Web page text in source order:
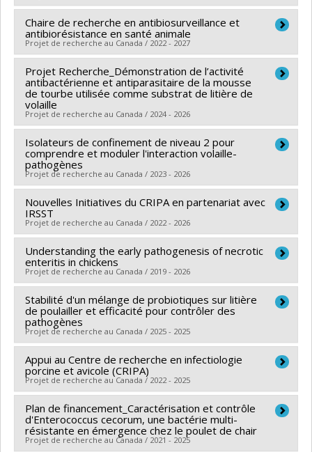
laitières de race du Québec
Grant programs:
Fairbrother,Marie-Ève Lambert,Frédéric Sauvé,
Mohamed Rhouma
Funding sources:PORCIMA
Grant programs:
Lead researcher : Julie Arsenault
Co-researchers : Martine Boulianne
Fairbrother,Marie-Ève Lambert,Frédéric Sauvé,
Mohamed Rhouma
Funding sources:Centre d'expertise en production
ovine du Québec
Grant programs:
Chaire de recherche en antibiosurveillance et
antibiorésistance en santé animale
Projet de recherche au Canada / 2022 - 2027
Funding sources:Les Producteurs de lait de chèvre du
Qc
Grant programs:
Projet Recherche_Démonstration de l’activité
antibactérienne et antiparasitaire de la mousse
de tourbe utilisée comme substrat de litière de
volaille
Projet de recherche au Canada / 2024 - 2026
Lead researcher : Martine Boulianne
Funding sources:MAPAQ/Ministère de l'Agriculture,
des Pêcheries et de l'Alimentation
Grant programs:
PVXXXXXX-Innovation bioalimentaire
2023-2028 - Volet 2: Recherche appliquée,
développement expérimental et adaptation
technologique
Isolateurs de confinement de niveau 2 pour
comprendre et moduler l'interaction volaille-
pathogènes
Projet de recherche au Canada / 2023 - 2026
Lead researcher : Martine Boulianne
Funding sources:FCI/Fondation canadienne pour
l'innovation
Grant programs:PVXXXXXX-Fonds des leaders
Nouvelles Initiatives du CRIPA en partenariat avec
IRSST
Projet de recherche au Canada / 2022 - 2026
Lead researcher : Mariela Segura
Co-researchers : Martine Boulianne
Fairbrother,Marcelo Gottschalk,France Daigle,Jean-
Pierre Vaillancourt,Carl A. Gagnon,Francis Beaudry ,
Marie Archambault
Nancy Beauregard
, Younès Chorfi,Marie-Odile Benoit-Biancamano
Levon Abrahamyan ,Christopher Fernandez Prada
Marcio Costa,Marie-Ève Lambert
Marie-Lou Gaucher,Alexandre Thibodeau,Mohamed
Rhouma,Imourana Alassane-Kpembi,Nahuel
Fittipaldi,François Meurens,Maud de Lagarde,
François Malouin ,Sebastien Faucher
Understanding the early pathogenesis of necrotic
enteritis in chickens
Projet de recherche au Canada / 2019 - 2026
Lead researcher : Martine Boulianne
Funding sources:CRSNG/Conseil de recherches en
sciences naturelles et génie du Canada (CRSNG)
PVX20965-(RGP) Programme de
subvention à la découverte individuelle ou de groupe
Stabilité d'un mélange de probiotiques sur litière
de poulailler et efficacité pour contrôler des
pathogènes
Projet de recherche au Canada / 2025 - 2025
Funding sources:MITACS Inc.
Grant programs:PVXXXXXX-Stage Accélération
Québec - MITACS
Appui au Centre de recherche en infectiologie
porcine et avicole (CRIPA)
Projet de recherche au Canada / 2022 - 2025
Funding sources:Municipalité régionale de comté des
Maskoutains
Grant programs:
Plan de financement_Caractérisation et contrôle
d'Enterococcus cecorum, une bactérie multi-
résistante en émergence chez le poulet de chair
Projet de recherche au Canada / 2021 - 2025